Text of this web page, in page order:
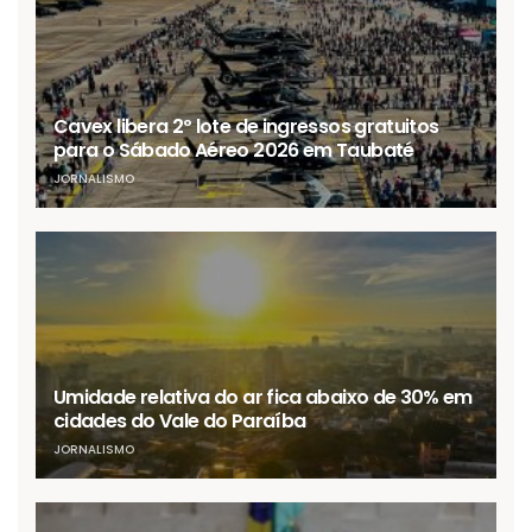
Cavex libera 2º lote de ingressos gratuitos
para o Sábado Aéreo 2026 em Taubaté
JORNALISMO
Umidade relativa do ar fica abaixo de 30% em
cidades do Vale do Paraíba
JORNALISMO